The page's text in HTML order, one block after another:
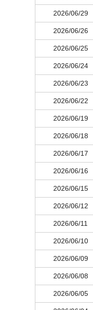
2026/06/29
2026/06/26
2026/06/25
2026/06/24
2026/06/23
2026/06/22
2026/06/19
2026/06/18
2026/06/17
2026/06/16
2026/06/15
2026/06/12
2026/06/11
2026/06/10
2026/06/09
2026/06/08
2026/06/05